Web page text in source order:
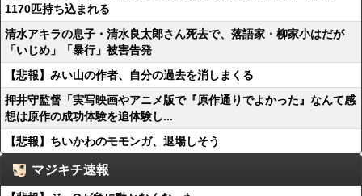
1170匹持ち込まれる
清水アキラの息子・清水良太郎さん死去で、落語家・柳家小はだが
「いじめ」「暴行」被害告発
【悲報】みい山の作者、自分の過去を消しまくる
押井守監督「実写映画やアニメ版で『原作通りでよかった』なんて感
想は原作の成功体験を追体験し...
【悲報】ちいかわのモモンガ、退場しそう
マジキチ速報